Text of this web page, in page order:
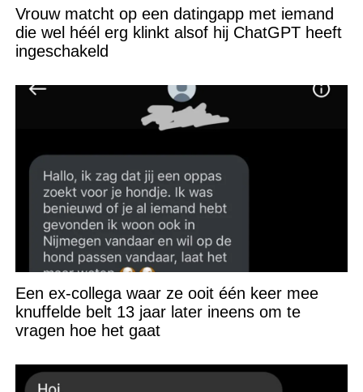
Vrouw matcht op een datingapp met iemand
die wel héél erg klinkt alsof hij ChatGPT heeft
ingeschakeld
Een ex-collega waar ze ooit één keer mee
knuffelde belt 13 jaar later ineens om te
vragen hoe het gaat